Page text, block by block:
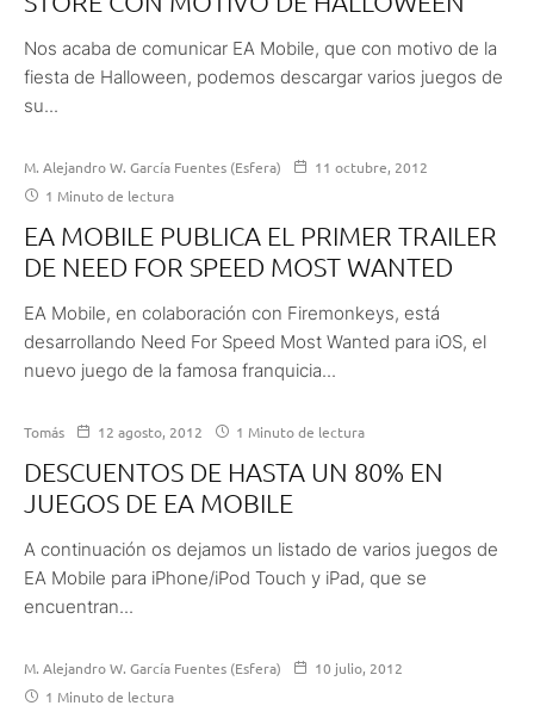
Nos acaba de comunicar EA Mobile, que con motivo de la
fiesta de Halloween, podemos descargar varios juegos de
su...
M. Alejandro W. García Fuentes (Esfera)
11 octubre, 2012
1 Minuto de lectura
EA MOBILE PUBLICA EL PRIMER TRAILER
DE NEED FOR SPEED MOST WANTED
EA Mobile, en colaboración con Firemonkeys, está
desarrollando Need For Speed Most Wanted para iOS, el
nuevo juego de la famosa franquicia...
Tomás 12 agosto, 2012 1 Minuto de lectura
DESCUENTOS DE HASTA UN 80% EN
JUEGOS DE EA MOBILE
A continuación os dejamos un listado de varios juegos de
EA Mobile para iPhone/iPod Touch y iPad, que se
encuentran...
M. Alejandro W. García Fuentes (Esfera)
10 julio, 2012
1 Minuto de lectura